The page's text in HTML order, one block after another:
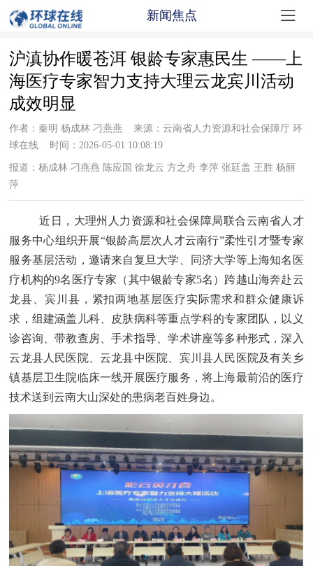
新闻焦点 
沪滇协作暖苍洱 银龄专家惠民生 ——上
海医疗专家智力支持大理云龙宾川活动
成效明显
作者：秦明 杨成林 刁燕燕 来源：云南省人力资源和社会保障厅 环
球在线 时间：2026-05-01 10:08:19
报道：杨成林 刁燕燕 陈应国 徐龙云 方之舟 李萍 张廷盖 王胜 杨丽
萍
近日
，大理州人力资源和社会保障局联合云南省人才
服务中心组织开展“银龄高层次人才云南行”柔性引才暨专家
服务基层活动，邀请来自复旦大学、同济大学等上海知名医
疗机构的9名医疗专家（其中银龄专家5名）跨越山海奔赴云
龙县、宾川县，紧扣两地基层医疗实际需求和群众健康诉
求，组建涵盖儿科、皮肤病科等重点学科的专家团队，以义
诊咨询、带教查房、手术指导、学术讲座等多种形式，深入
云龙县人民医院、云龙县中医院、宾川县人民医院及有关乡
镇基层卫生院临床一线开展医疗服务，将上海最前沿的医疗
技术送到云南大山深处的患病老百姓身边。